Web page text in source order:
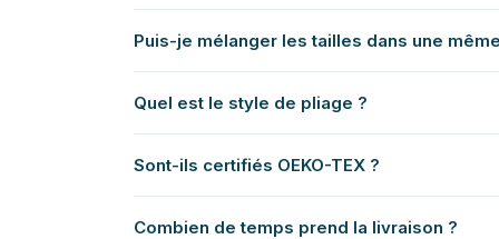
Puis-je mélanger les tailles dans une
Quel est le style de pliage ?
Sont-ils certifiés OEKO-TEX ?
Combien de temps prend la livraison ?